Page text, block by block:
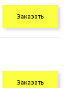
Заказать
Заказать